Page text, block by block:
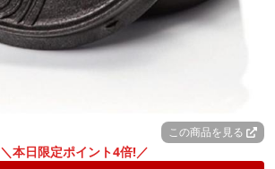
この商品を見る
＼本日限定ポイント4倍!／